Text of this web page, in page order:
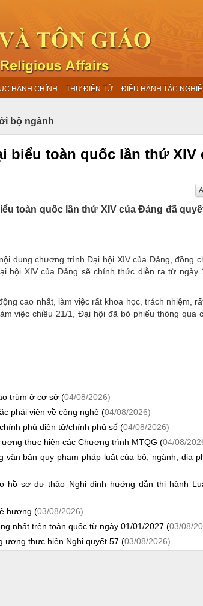
HÀNH CHÍNH THƯ ĐIỆN TỬ ĐIỀU HÀNH TÁC
bộ ngành
biểu toàn quốc lần thứ XIV
toàn quốc lần thứ XIV của Đảng đã
dung chương trình Đại hội XIV của Đảng, đồng
hội XIV của Đảng sẽ chính thức diễn ra từ ngày
cao nhất, làm việc rất khoa học, trách nhiệm,
việc chiều 21/1, Đại hội đã bỏ phiếu thông qua
trùm ở cơ sở (04/08/2026)
phái viên về công nghệ (04/08/2026)
phủ điện tử/chính phủ số (04/08/2026)
thực hiện các Chương trình MTQG (04/08/
bản quy phạm pháp luật của bộ, ngành, địa
hồ sơ dự thảo Nghị định hướng dẫn thi hành
hương (03/08/2026)
nhất trên toàn quốc từ ngày 01/01/2027 (03/08/
ương thực hiện Nghị quyết 57 (03/08/2026)